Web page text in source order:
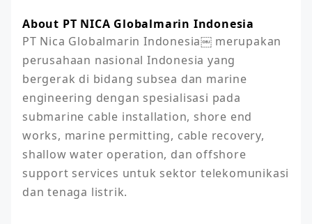
About PT NICA Globalmarin Indonesia
PT Nica Globalmarin Indonesia￼ merupakan
perusahaan nasional Indonesia yang
bergerak di bidang subsea dan marine
engineering dengan spesialisasi pada
submarine cable installation, shore end
works, marine permitting, cable recovery,
shallow water operation, dan offshore
support services untuk sektor telekomunikasi
dan tenaga listrik.